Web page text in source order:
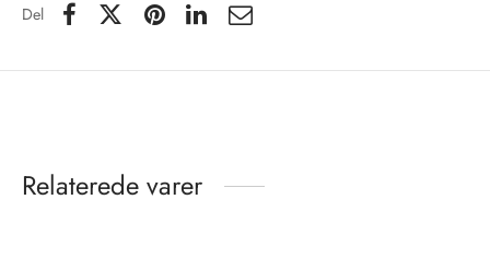
Del
Relaterede varer